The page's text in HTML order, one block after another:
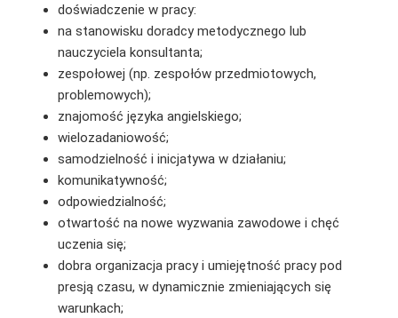
doświadczenie w pracy:
na stanowisku doradcy metodycznego lub
nauczyciela konsultanta;
zespołowej (np. zespołów przedmiotowych,
problemowych);
znajomość języka angielskiego;
wielozadaniowość;
samodzielność i inicjatywa w działaniu;
komunikatywność;
odpowiedzialność;
otwartość na nowe wyzwania zawodowe i chęć
uczenia się;
dobra organizacja pracy i umiejętność pracy pod
presją czasu, w dynamicznie zmieniających się
warunkach;